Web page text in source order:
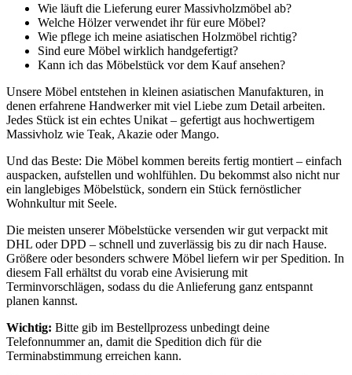
Wie läuft die Lieferung eurer Massivholzmöbel ab?
Welche Hölzer verwendet ihr für eure Möbel?
Wie pflege ich meine asiatischen Holzmöbel richtig?
Sind eure Möbel wirklich handgefertigt?
Kann ich das Möbelstück vor dem Kauf ansehen?
Unsere Möbel entstehen in kleinen asiatischen Manufakturen, in
denen erfahrene Handwerker mit viel Liebe zum Detail arbeiten.
Jedes Stück ist ein echtes Unikat – gefertigt aus hochwertigem
Massivholz wie Teak, Akazie oder Mango.
Und das Beste: Die Möbel kommen bereits fertig montiert – einfach
auspacken, aufstellen und wohlfühlen. Du bekommst also nicht nur
ein langlebiges Möbelstück, sondern ein Stück fernöstlicher
Wohnkultur mit Seele.
Die meisten unserer Möbelstücke versenden wir gut verpackt mit
DHL oder DPD – schnell und zuverlässig bis zu dir nach Hause.
Größere oder besonders schwere Möbel liefern wir per Spedition. In
diesem Fall erhältst du vorab eine Avisierung mit
Terminvorschlägen, sodass du die Anlieferung ganz entspannt
planen kannst.
Wichtig: Bitte gib im Bestellprozess unbedingt deine
Telefonnummer an, damit die Spedition dich für die
Terminabstimmung erreichen kann.